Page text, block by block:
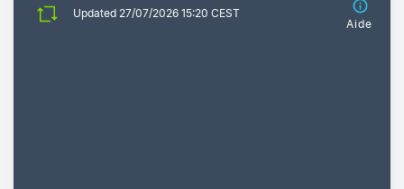
Updated 27/07/2026 15:20 CEST
Aide